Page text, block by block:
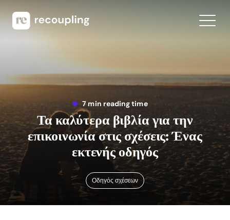
7 min reading time
Τα καλύτερα βιβλία για την
επικοινωνία στις σχέσεις: Ένας
εκτενής οδηγός
Οδηγός σχέσεων